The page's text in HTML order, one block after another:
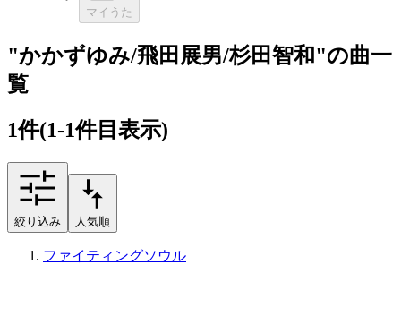
マイうた
"かかずゆみ/飛田展男/杉田智和"の曲一
覧
1件(1-1件目表示)
絞り込み 人気順
ファイティングソウル